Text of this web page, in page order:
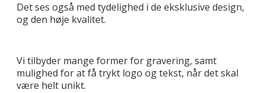
Det ses også med tydelighed i de eksklusive design,
og den høje kvalitet.
Vi tilbyder mange former for gravering, samt
mulighed for at få trykt logo og tekst, når det skal
være helt unikt.